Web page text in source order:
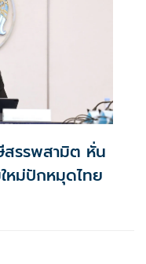
สรรพสามิต หั่น
หม่ปักหมุดไทย